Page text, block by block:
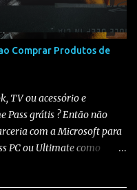
isso indica para o EA FC
os jogos da franquia
maio e junho . Mesmo sem
recentes seguiram esse
após ano. Com base
ao Game Pa...
Comprar Produtos de
TV ou acessório e
Pass grátis ? Então não
com a Microsoft para
PC ou Ultimate como